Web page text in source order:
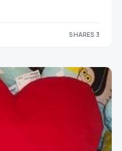
SHARES 3